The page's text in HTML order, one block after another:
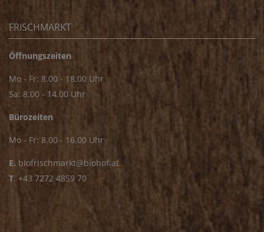
FRISCHMARKT
Öffnungszeiten
Mo - Fr: 8.00 - 18.00 Uhr
Sa: 8.00 - 14.00 Uhr
Bürozeiten
Mo - Fr: 8.00 - 16.00 Uhr
E. biofrischmarkt@biohof.at
T. +43 7272 4859 70